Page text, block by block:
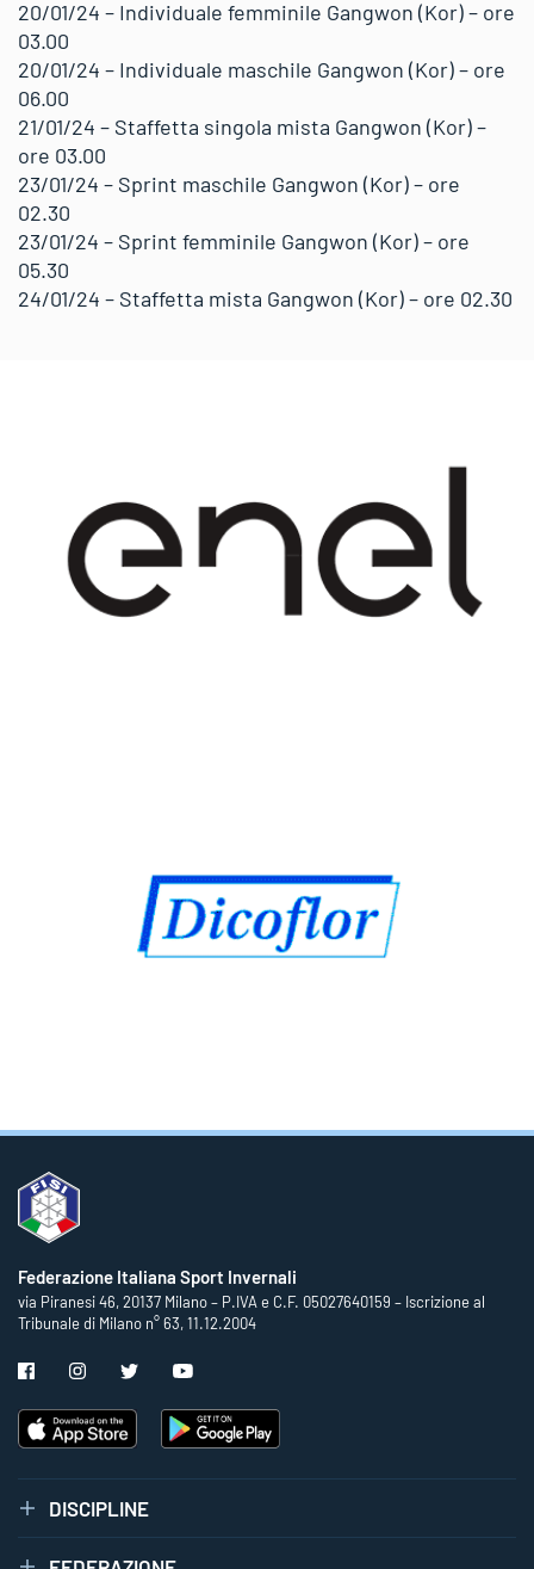
20/01/24 – Individuale femminile Gangwon (Kor) – ore
03.00
20/01/24 – Individuale maschile Gangwon (Kor) – ore
06.00
21/01/24 – Staffetta singola mista Gangwon (Kor) –
ore 03.00
23/01/24 – Sprint maschile Gangwon (Kor) – ore
02.30
23/01/24 – Sprint femminile Gangwon (Kor) – ore
05.30
24/01/24 – Staffetta mista Gangwon (Kor) – ore 02.30
Federazione Italiana Sport Invernali
via Piranesi 46, 20137 Milano – P.IVA e C.F. 05027640159 – Iscrizione al
Tribunale di Milano n° 63, 11.12.2004
DISCIPLINE